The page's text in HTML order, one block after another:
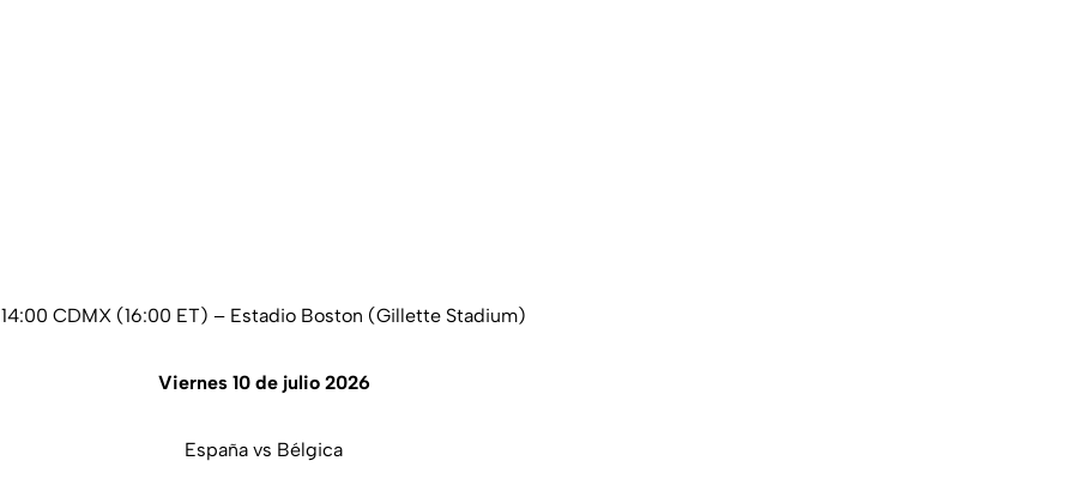
14:00 CDMX (16:00 ET) – Estadio Boston (Gillette Stadium)
Viernes 10 de julio 2026
España vs Bélgica